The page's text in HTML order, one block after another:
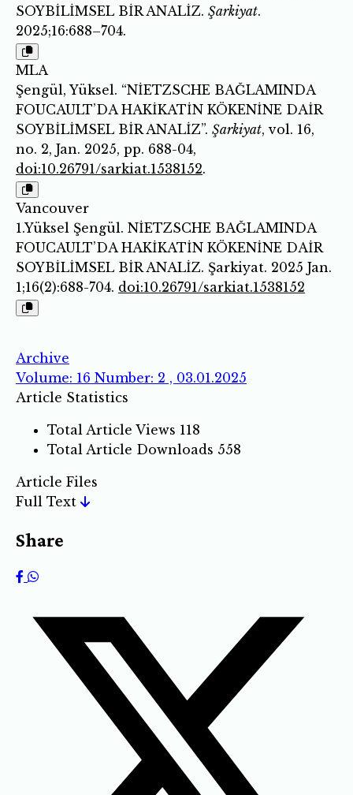
SOYBİLİMSEL BİR ANALİZ. Şarkiyat.
2025;16:688–704.
MLA
Şengül, Yüksel. “NİETZSCHE BAĞLAMINDA
FOUCAULT’DA HAKİKATİN KÖKENİNE DAİR
SOYBİLİMSEL BİR ANALİZ”. Şarkiyat, vol. 16,
no. 2, Jan. 2025, pp. 688-04,
doi:10.26791/sarkiat.1538152.
Vancouver
1.Yüksel Şengül. NİETZSCHE BAĞLAMINDA
FOUCAULT’DA HAKİKATİN KÖKENİNE DAİR
SOYBİLİMSEL BİR ANALİZ. Şarkiyat. 2025 Jan.
1;16(2):688-704. doi:10.26791/sarkiat.1538152
Archive
Volume: 16 Number: 2 , 03.01.2025
Article Statistics
Total Article Views 118
Total Article Downloads 558
Article Files
Full Text
Share